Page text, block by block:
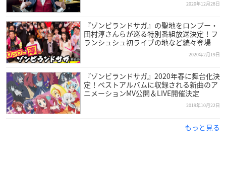
【配信情報】
Amazon Prime Video、ABEMAにて地上波先行独占配信決定
【スタッフ】
原作：広報広聴課ゾンビ係
監督：境宗久
シリーズ構成：村越繋
キャラクターデザイン：深川可純
美術監督：大西達朗
2020年12月28日
『ゾンビランドサガ』の聖地をロンブー・
田村淳さんらが巡る特別番組放送決定！フ
ランシュシュ初ライブの地など続々登場
2020年2月19日
『ゾンビランドサガ』2020年春に舞台化決
定！ベストアルバムに収録される新曲のア
ニメーションMV公開＆LIVE開催決定
2019年10月22日
もっと見る